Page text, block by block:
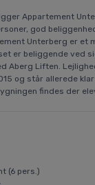
Appartement
god
Unterberg er et
er beliggende ved
Aberg Liften.
og står allerede
findes der
(6 pers.)